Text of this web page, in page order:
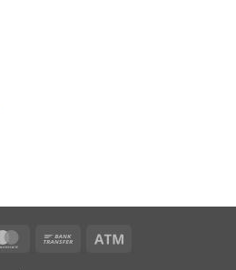
MasterCard Bank